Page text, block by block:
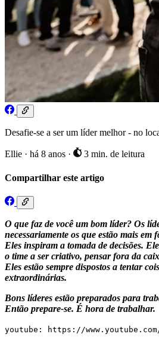
Desafie-se a ser um líder melhor - no
Ellie · há 8 anos · 3 min. de leitura
Compartilhar este artigo
O que faz de você um bom líder? Os
necessariamente os que estão mais em
Eles inspiram a tomada de decisões.
o time a ser criativo, pensar fora da
Eles estão sempre dispostos a tentar
extraordinárias.
Bons líderes estão preparados para
Então prepare-se. É hora de trabalhar.
youtube: https://www.youtube.com/